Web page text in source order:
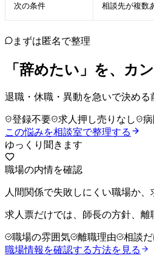
次の条件 相談先が複数
まずは匿名で整理
「辞めたい」を、カ
退職・休職・異動を急いで決め
登録不要 求人押し売りなし
この悩みを相談室で整理する
ゆっくり聞きます
職場の内情を確認
人間関係で失敗しにくい職場か、
求人票だけでは、師長の方針、
職場の雰囲気 離職理由
相談
職場情報を確認する方法を見る